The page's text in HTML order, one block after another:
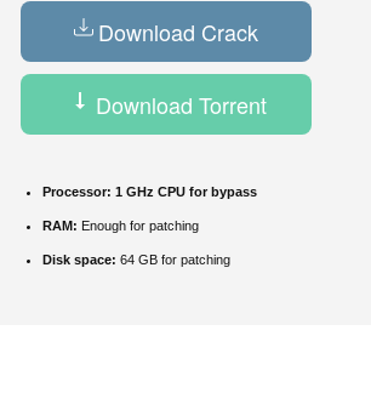
Download Crack
Download Torrent
Processor: 1 GHz CPU for bypass
RAM: Enough for patching
Disk space: 64 GB for patching